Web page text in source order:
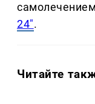
24".
Читайте